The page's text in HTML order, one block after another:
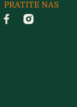
PRATITE NAS